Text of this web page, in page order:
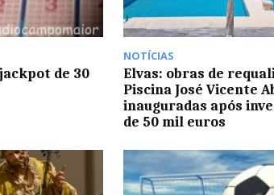
de 30
NOTÍCIAS
Elvas: obras de
Piscina José Vicente
inauguradas após
de 50 mil euros